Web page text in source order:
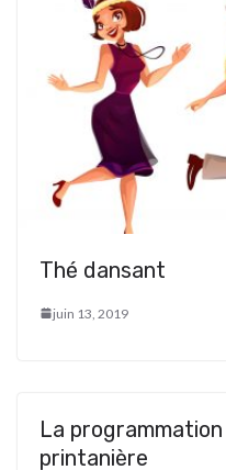
Thé dansant
juin 13, 2019
La
printanière